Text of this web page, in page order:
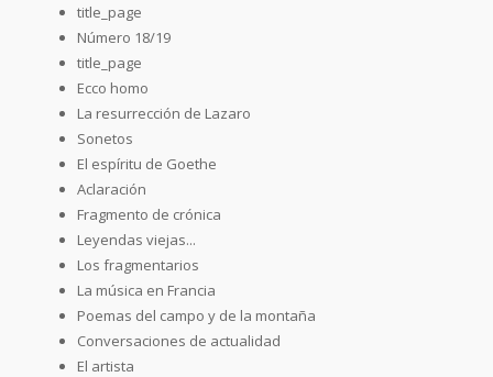
title_page
Número 18/19
title_page
Ecco homo
La resurrección de Lazaro
Sonetos
El espíritu de Goethe
Aclaración
Fragmento de crónica
Leyendas viejas...
Los fragmentarios
La música en Francia
Poemas del campo y de la montaña
Conversaciones de actualidad
El artista